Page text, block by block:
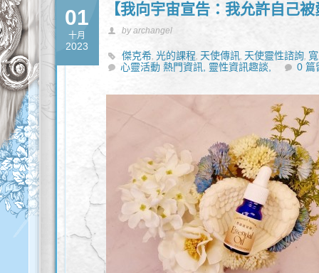
01
十月
2023
【我向宇宙宣告：我允許自己
by archangel
傑克希,光的課程, 天使傳訊, 天使靈性諮詢,
諮詢,高我
心靈活動 熱門資訊, 靈性資訊趣談, 0 篇